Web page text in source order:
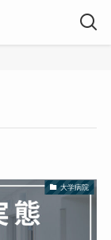
大学病院